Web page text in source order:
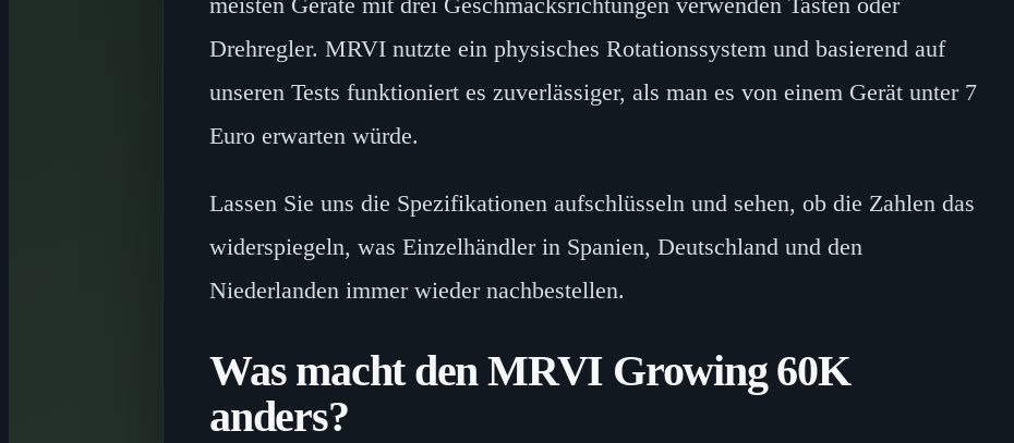
Drehregler. MRVI nutzte ein physisches Rotationssystem und basierend auf
unseren Tests funktioniert es zuverlässiger, als man es von einem Gerät unter 7
Euro erwarten würde.
Lassen Sie uns die Spezifikationen aufschlüsseln und sehen, ob die Zahlen das
widerspiegeln, was Einzelhändler in Spanien, Deutschland und den
Niederlanden immer wieder nachbestellen.
Was macht den MRVI Growing 60K
anders?